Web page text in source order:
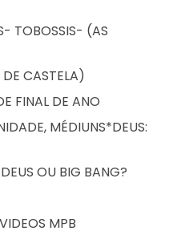
TOBOSSIS- (AS
CASTELA)
FINAL DE ANO
MÉDIUNS*DEUS:
OU BIG BANG?
MPB